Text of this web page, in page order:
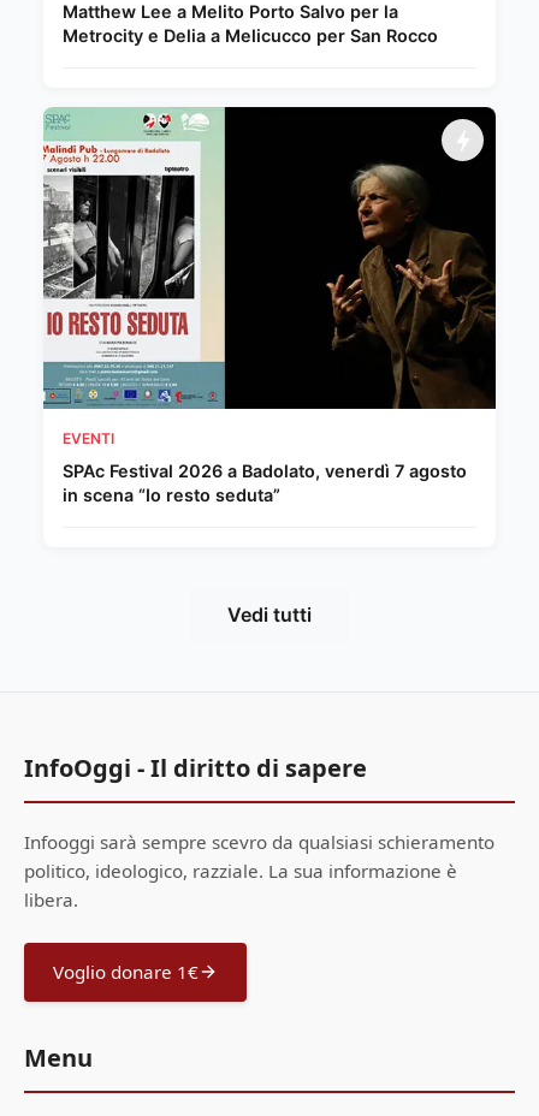
Matthew Lee a Melito Porto Salvo per la
Metrocity e Delia a Melicucco per San Rocco
EVENTI
SPAc Festival 2026 a Badolato, venerdì 7 agosto
in scena “Io resto seduta”
Vedi tutti
InfoOggi - Il diritto di sapere
Infooggi sarà sempre scevro da qualsiasi schieramento
politico, ideologico, razziale. La sua informazione è
libera.
Voglio donare 1€
Menu